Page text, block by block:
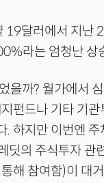
19달러에서 지난
라는 엄청난 상
을까? 월가에서
드나 기타 기관
. 하지만 이번엔
딧의 주식투자 관
참여함)이 대